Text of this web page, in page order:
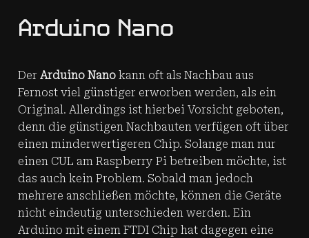
Arduino Nano
Der Arduino Nanokann oft als Nachbau aus
Fernost viel günstiger erworben werden, als ein
Original. Allerdings ist hierbei Vorsicht geboten,
denn die günstigen Nachbauten verfügen oft über
einen minderwertigeren Chip. Solange man nur
einen CUL am Raspberry Pi betreiben möchte, ist
das auch kein Problem. Sobald man jedoch
mehrere anschließen möchte, können die Geräte
nicht eindeutig unterschieden werden. Ein
Arduino mit einem FTDI Chip hat dagegen eine